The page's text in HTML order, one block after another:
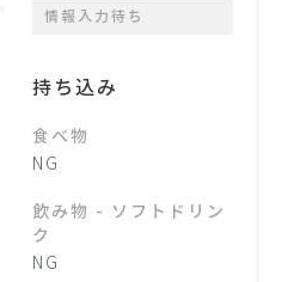
情報入力待ち
持ち込み
食べ物
NG
飲み物 - ソフトドリン
ク
NG